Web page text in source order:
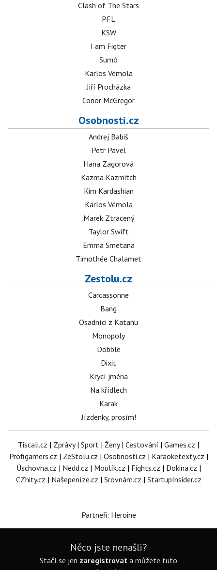
Clash of The Stars
PFL
KSW
I am Figter
Sumó
Karlos Vémola
Jiří Procházka
Conor McGregor
Osobnosti.cz
Andrej Babiš
Petr Pavel
Hana Zagorová
Kazma Kazmitch
Kim Kardashian
Karlos Vémola
Marek Ztracený
Taylor Swift
Emma Smetana
Timothée Chalamet
Zestolu.cz
Carcassonne
Bang
Osadníci z Katanu
Monopoly
Dobble
Dixit
Krycí jména
Na křídlech
Karak
Jízdenky, prosím!
Tiscali.cz | Zprávy| Sport | Ženy| Cestování | Games.cz |
Profigamers.cz | ZeStolu.cz | Osobnosti.cz | Karaoketexty.cz |
Úschovna.cz | Nedd.cz | Moulík.cz | Fights.cz | Dokina.cz |
CZhity.cz | Našepeníze.cz | Srovnám.cz | StartupInsider.cz
Partneři: Heroine
Něco jste nenašli?
Stačí se jen zaregistrovat a můžete tuto